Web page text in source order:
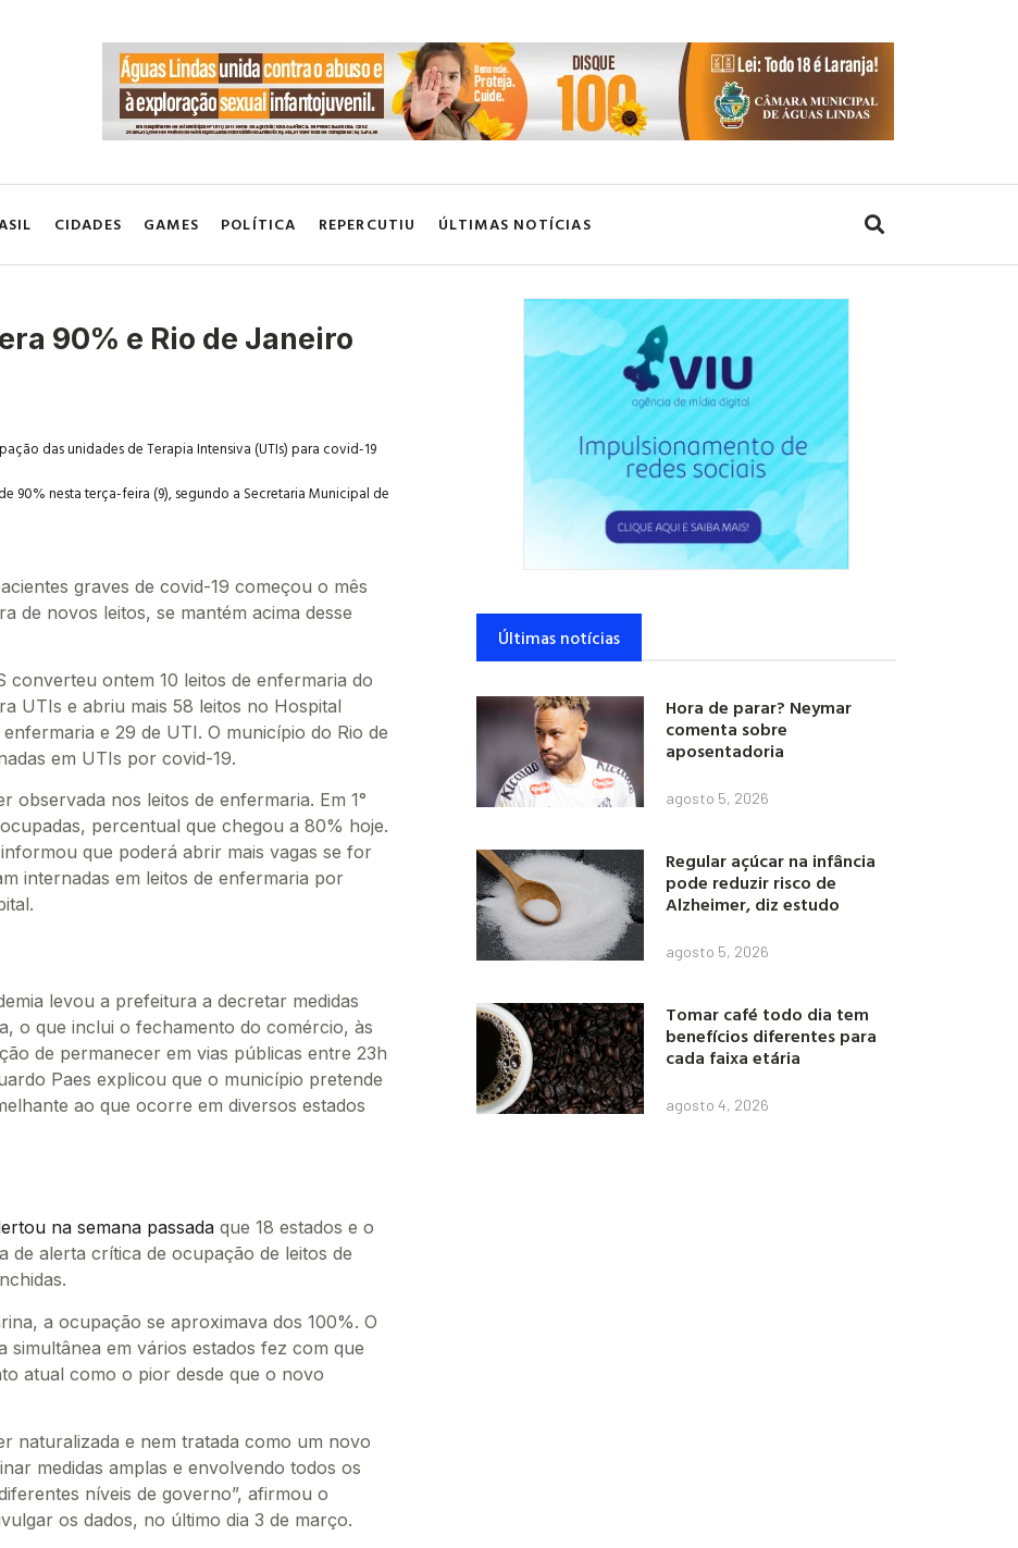
CIDADES GAMES POLÍTICA REPERCUTIU ÚLTIMAS NOTÍCIAS
90% e Rio de Janeiro
das unidades de Terapia Intensiva (UTIs) para covid-19
90% nesta terça-feira (9), segundo a Secretaria Municipal de
graves de covid-19 começou o mês
de novos leitos, se mantém acima desse
converteu ontem 10 leitos de enfermaria do
UTIs e abriu mais 58 leitos no Hospital
e 29 de UTI. O município do Rio de
em UTIs por covid-19.
observada nos leitos de enfermaria. Em 1°
percentual que chegou a 80% hoje.
que poderá abrir mais vagas se for
internadas em leitos de enfermaria por
levou a prefeitura a decretar medidas
o que inclui o fechamento do comércio, às
de permanecer em vias públicas entre 23h
Paes explicou que o município pretende
ao que ocorre em diversos estados
na semana passada que 18 estados e o
de alerta crítica de ocupação de leitos de
a ocupação se aproximava dos 100%. O
simultânea em vários estados fez com que
atual como o pior desde que o novo
naturalizada e nem tratada como um novo
medidas amplas e envolvendo todos os
níveis de governo”, afirmou o
os dados, no último dia 3 de março.
Últimas notícias
Hora de parar? Neymar
comenta sobre
aposentadoria
agosto 5, 2026
Regular açúcar na infância
pode reduzir risco de
Alzheimer, diz estudo
agosto 5, 2026
Tomar café todo dia tem
benefícios diferentes para
cada faixa etária
agosto 4, 2026